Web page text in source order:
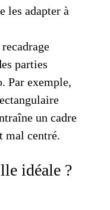
les adapter à
parties
Par exemple,
un cadre
mal centré.
idéale ?